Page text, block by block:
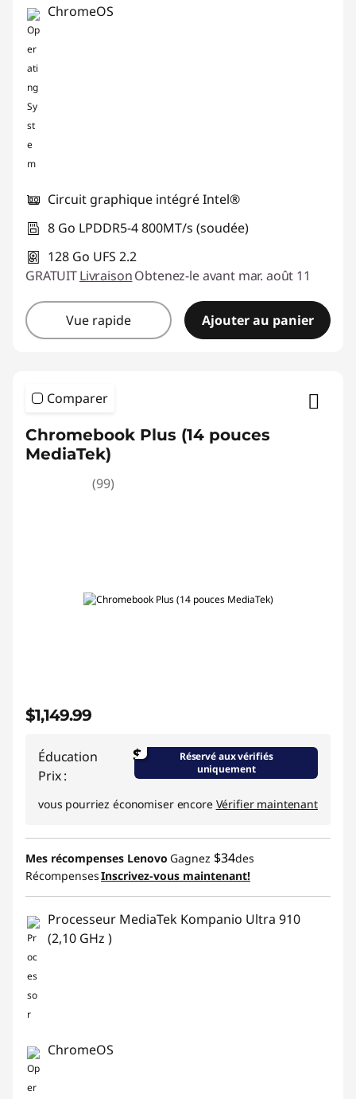
ChromeOS
Circuit graphique intégré Intel®
8 Go LPDDR5-4 800MT/s (soudée)
128 Go UFS 2.2
GRATUITLivraisonObtenez-le avant mar. août 11
Vue rapide Ajouter au panier
Comparer
Chromebook Plus (14 pouces
MediaTek)
(99)
$1,149.99
Éducation
Prix :
$
Réservé aux vérifiés
uniquement
vous pourriez économiser encore Vérifier maintenant
Mes récompenses Lenovo Gagnez $34des
RécompensesInscrivez-vous maintenant!
Processeur MediaTek Kompanio Ultra 910
(2,10 GHz )
ChromeOS